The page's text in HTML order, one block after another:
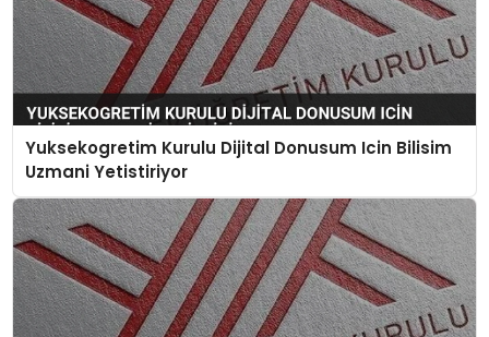
Yuksekogretim Kurulu Dijital Donusum Icin Bilisim
Uzmani Yetistiriyor